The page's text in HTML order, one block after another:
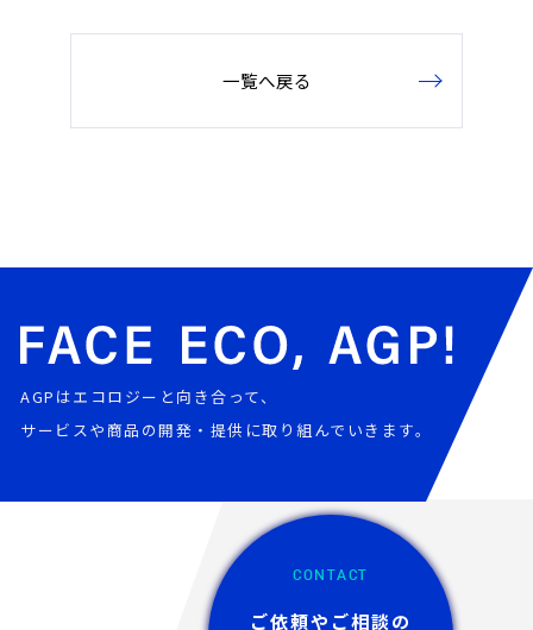
一覧へ戻る
AGPはエコロジーと向き合って、
サービスや商品の開発・提供に取り組んでいきます。
CONTACT
ご依頼やご相談の